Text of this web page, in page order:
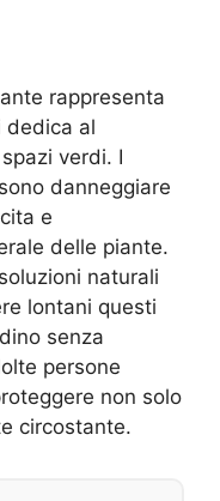
rappresenta
dedica al
verdi. I
danneggiare
e
delle piante.
naturali
lontani questi
senza
persone
non solo
circostante.